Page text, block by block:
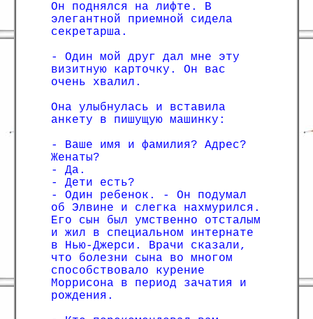
Он поднялся на лифте. В
элегантной приемной сидела
секретарша.
- Один мой друг дал мне эту
визитную карточку. Он вас
очень хвалил.
Она улыбнулась и вставила
анкету в пишущую машинку:
- Ваше имя и фамилия? Адрес?
Женаты?
- Да.
- Дети есть?
- Один ребенок. - Он подумал
об Элвине и слегка нахмурился.
Его сын был умственно отсталым
и жил в специальном интернате
в Нью-Джерси. Врачи сказали,
что болезни сына во многом
способствовало курение
Моррисона в период зачатия и
рождения.